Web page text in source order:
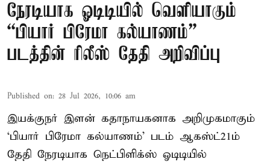
நேரடியாக ஓடிடியில் வெளியாகும்
“பியார் பிரேமா கல்யாணம்”
படத்தின் ரிலீஸ் தேதி அறிவிப்பு
Published on: 28 Jul 2026, 10:06 am
இயக்குநர் இளன் கதாநாயகனாக அறிமுகமாகும்
‘பி​யார் பிரேமா கல்​யாணம்’ படம் ஆகஸ்ட்21ம்
தேதி நேரடியாக நெட்பிளிக்ஸ் ஓடிடியில்